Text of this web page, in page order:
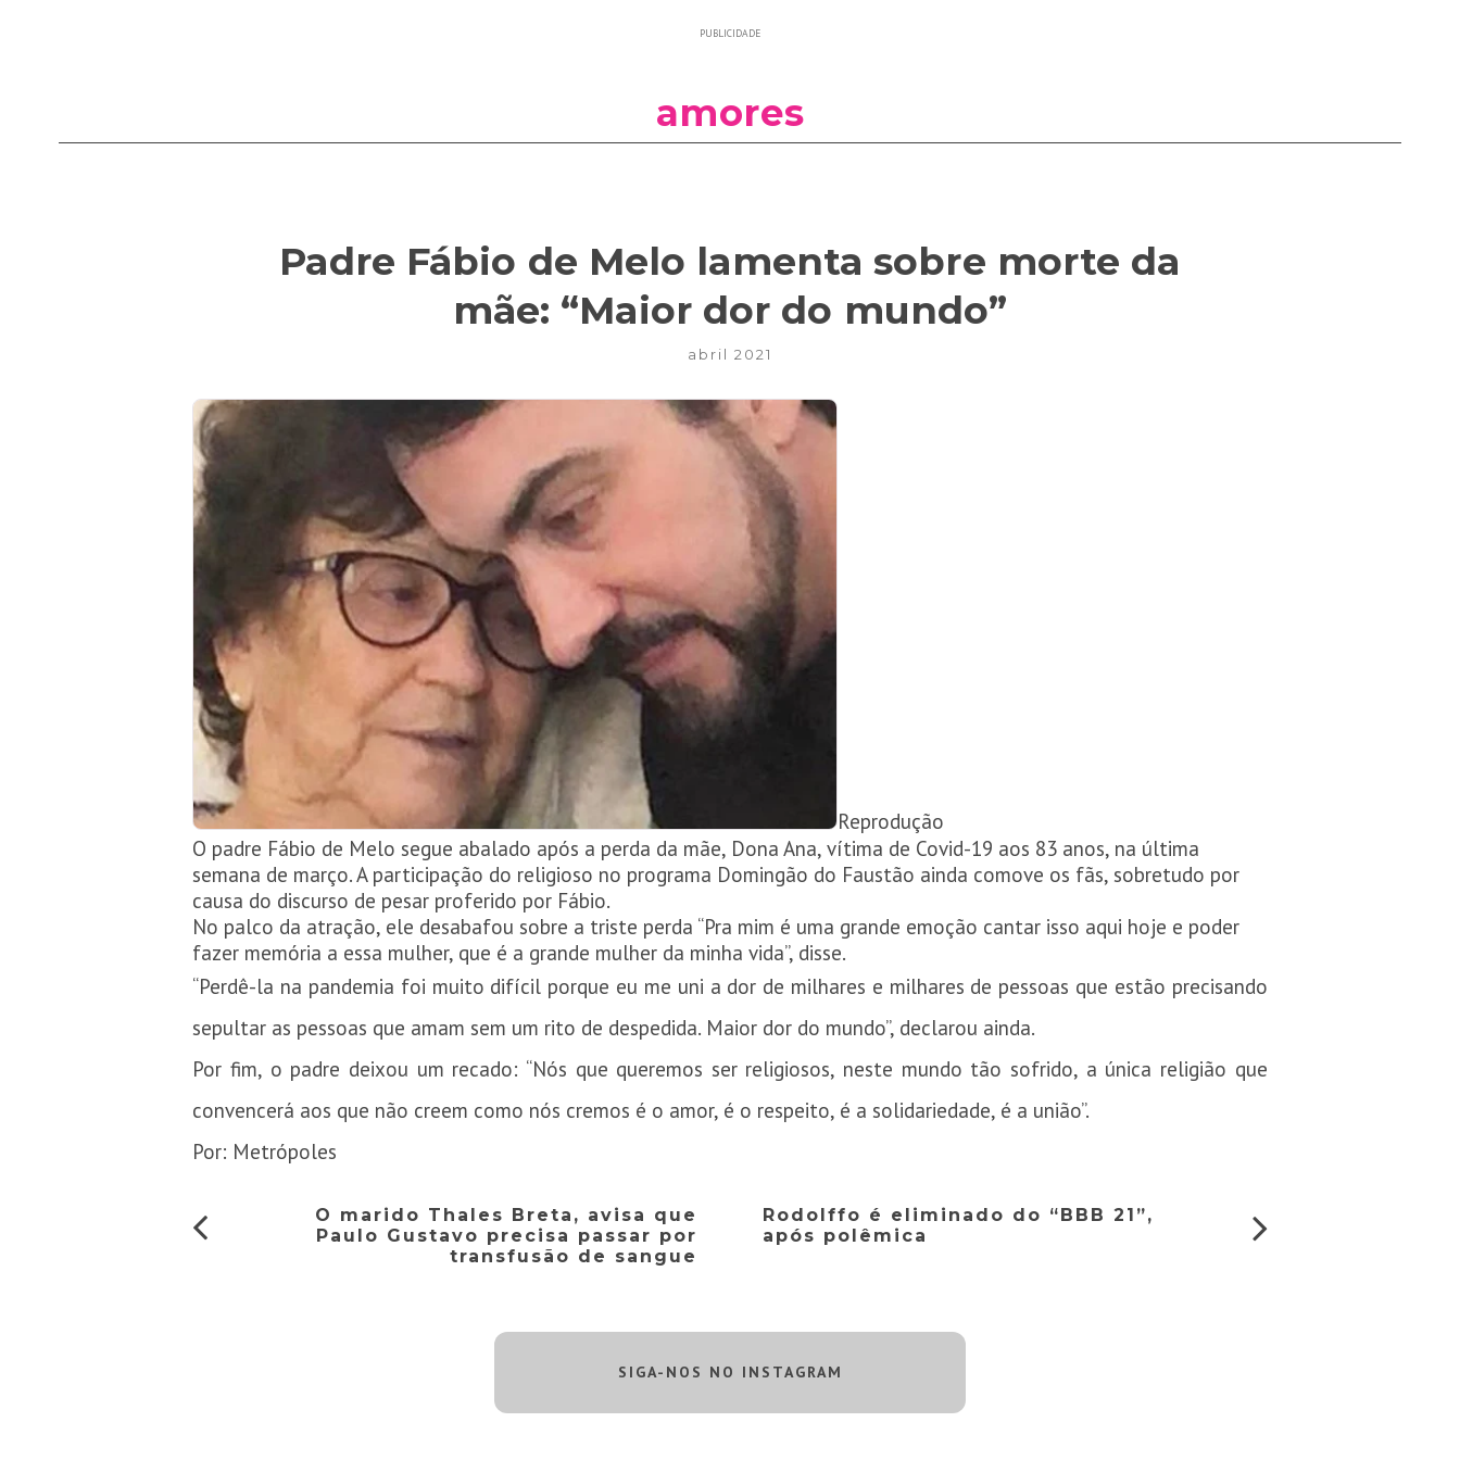
PUBLICIDADE
amores
Padre Fábio de Melo lamenta sobre morte da
mãe: “Maior dor do mundo”
abril 2021
Reprodução
O padre Fábio de Melo segue abalado após a perda da mãe, Dona Ana, vítima de Covid-19 aos 83 anos, na última
semana de março. A participação do religioso no programa Domingão do Faustão ainda comove os fãs, sobretudo por
causa do discurso de pesar proferido por Fábio.
No palco da atração, ele desabafou sobre a triste perda “Pra mim é uma grande emoção cantar isso aqui hoje e poder
fazer memória a essa mulher, que é a grande mulher da minha vida”, disse.
“Perdê-la na pandemia foi muito difícil porque eu me uni a dor de milhares e milhares de pessoas que estão precisando
sepultar as pessoas que amam sem um rito de despedida. Maior dor do mundo”, declarou ainda.
Por fim, o padre deixou um recado: “Nós que queremos ser religiosos, neste mundo tão sofrido, a única religião que
convencerá aos que não creem como nós cremos é o amor, é o respeito, é a solidariedade, é a união”.
Por: Metrópoles
O marido Thales Breta, avisa que
Paulo Gustavo precisa passar por
transfusão de sangue
Rodolffo é eliminado do “BBB 21”,
após polêmica
SIGA-NOS NO INSTAGRAM